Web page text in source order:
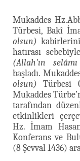
Mukaddes
Türbesi, Bakî
olsun)
hatırası
(Allah'ın
başladı.
olsun) Türbesi
Mukaddes
tarafından
etkinlikleri
Hz. İmam
Konferans ve
(8 Şevval 1436)